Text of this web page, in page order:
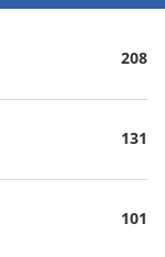
208
131
101